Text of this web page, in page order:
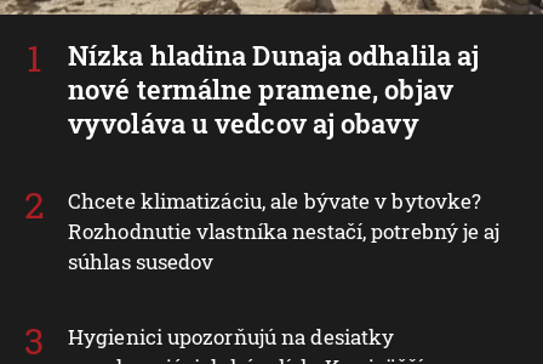
Nízka hladina Dunaja odhalila aj
nové termálne pramene, objav
vyvoláva u vedcov aj obavy
Chcete klimatizáciu, ale bývate v bytovke?
Rozhodnutie vlastníka nestačí, potrebný je aj
súhlas susedov
Hygienici upozorňujú na desiatky